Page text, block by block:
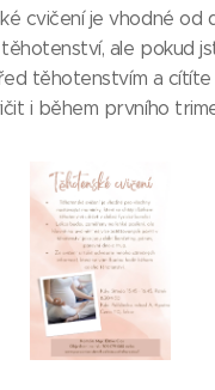
cvičení je vhodné od
ale pokud
těhotenstvím a
i během prvního